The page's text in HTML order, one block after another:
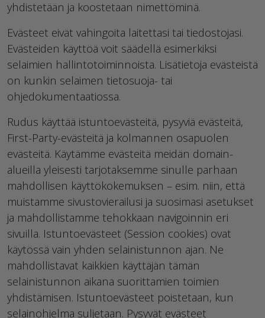
yhdistetään ja koostetaan nimettöminä.
Evästeet eivät vahingoita laitettasi tai tiedostojasi.
Evästeiden käyttöä voit säädellä esimerkiksi
selaimien hallintotoiminnoista. Lisätietoja evästeistä
on kunkin selaimen tietosuoja- tai
ohjedokumentaatiossa.
Rudus käyttää istuntoevästeitä, pysyviä evästeitä,
First-Party-evästeitä ja kolmannen osapuolen
evästeitä. Käytämme evästeitä meidän domain-
alueilla yleisesti tarjotaksemme sinulle parhaan
mahdollisen käyttökokemuksen – esim. niin, että
muistamme sivustovierailusi ja suosimasi asetukset
ja mahdollistamme tehokkaan navigoinnin eri
sivuilla. Istuntoevästeet (Session cookies) ovat
käytössä vain yhden selainistunnon ajan. Ne
mahdollistavat kaikkien käyttäjän tämän
selainistunnon aikana suorittamien toimien
yhdistämisen. Istuntoevästeet poistetaan, kun
selainohjelma suljetaan. Pysyvät evästeet